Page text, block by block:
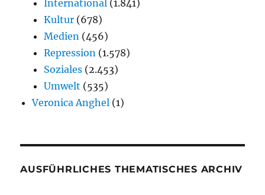
International (1.841)
Kultur (678)
Medien (456)
Repression (1.578)
Soziales (2.453)
Umwelt (535)
Veronica Anghel (1)
AUSFÜHRLICHES THEMATISCHES ARCHIV